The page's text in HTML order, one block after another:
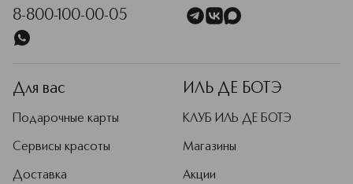
8-800-100-00-05
Для вас
Подарочные карты
Сервисы красоты
Доставка
ИЛЬ ДЕ БОТЭ
КЛУБ ИЛЬ ДЕ БОТЭ
Магазины
Акции